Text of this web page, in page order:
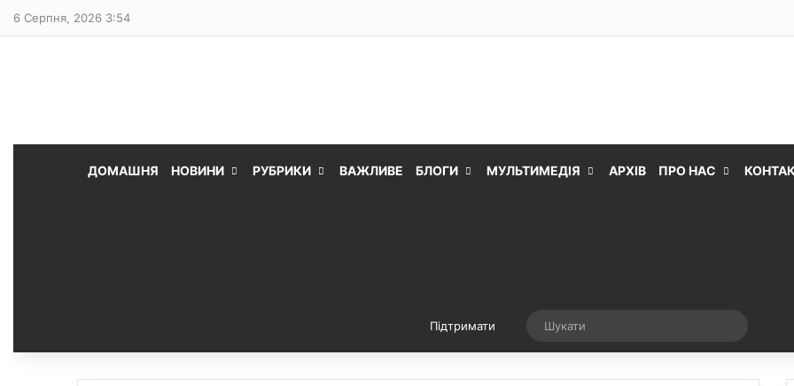
6 Серпня, 2026 3:54
ДОМАШНЯ НОВИНИ РУБРИКИ ВАЖЛИВЕ БЛОГИ МУЛЬТИМЕДІЯ АРХІВ ПРО НАС
Підтримати Випадкова стаття